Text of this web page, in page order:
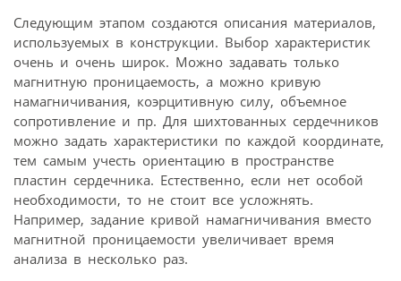
Следующим этапом создаются описания материалов,
используемых в конструкции. Выбор характеристик
очень и очень широк. Можно задавать только
магнитную проницаемость, а можно кривую
намагничивания, коэрцитивную силу, объемное
сопротивление и пр. Для шихтованных сердечников
можно задать характеристики по каждой координате,
тем самым учесть ориентацию в пространстве
пластин сердечника. Естественно, если нет особой
необходимости, то не стоит все усложнять.
Например, задание кривой намагничивания вместо
магнитной проницаемости увеличивает время
анализа в несколько раз.